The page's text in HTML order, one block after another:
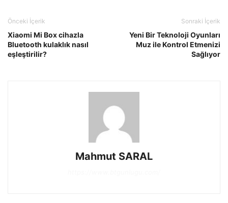
Önceki İçerik
Xiaomi Mi Box cihazla
Bluetooth kulaklık nasıl
eşleştirilir?
Sonraki İçerik
Yeni Bir Teknoloji Oyunları
Muz ile Kontrol Etmenizi
Sağlıyor
Mahmut SARAL